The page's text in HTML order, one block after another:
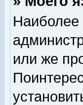
Наиболее
или же